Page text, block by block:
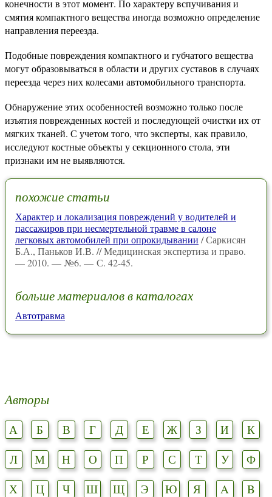
конечности в этот момент. По характеру вспучивания и
смятия компактного вещества иногда возможно определение
направления переезда.
Подобные повреждения компактного и губчатого вещества
могут образовываться в области и других суставов в случаях
переезда через них колесами автомобильного транспорта.
Обнаружение этих особенностей возможно только после
изъятия поврежденных костей и последующей очистки их от
мягких тканей. С учетом того, что эксперты, как правило,
исследуют костные объекты у секционного стола, эти
признаки им не выявляются.
похожие статьи
Характер и локализация повреждений у водителей и
пассажиров при несмертельной травме в салоне
легковых автомобилей при опрокидывании / Саркисян
Б.А., Паньков И.В. // Медицинская экспертиза и право.
— 2010. — №6. — С. 42-45.
больше материалов в каталогах
Автотравма
Авторы
А Б В Г Д Е Ж З И
К
Л
М Н О П Р С Т У
Ф
Х
Ц Ч Ш Щ Э Ю Я A
B